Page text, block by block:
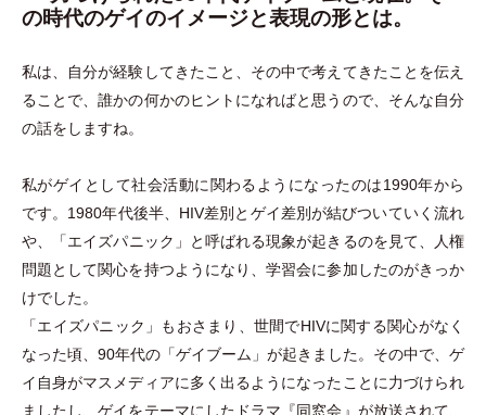
の時代のゲイのイメージと表現の形とは。
私は、自分が経験してきたこと、その中で考えてきたことを伝え
ることで、誰かの何かのヒントになればと思うので、そんな自分
の話をしますね。
私がゲイとして社会活動に関わるようになったのは1990年から
です。1980年代後半、HIV差別とゲイ差別が結びついていく流れ
や、
「エイズパニック 」
と呼ばれる現象が起きるのを見て、人権
問題として関心を持つようになり、学習会に参加したのがきっか
けでした。
「エイズパニック 」
もおさまり、世間でHIVに関する関心がなく
なった頃、90年代の 「ゲイブーム 」 が起きました。その中で、ゲ
イ自身がマスメディアに多く出るようになったことに力づけられ
ましたし、ゲイをテーマにしたドラマ『同窓会』が放送されて、